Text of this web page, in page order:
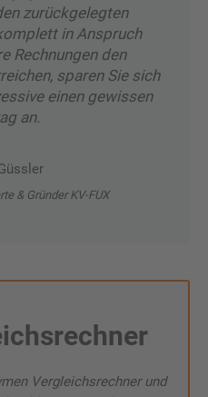
zurückgelegten
in Anspruch
Rechnungen den
sparen Sie sich
einen gewissen
an.
& Gründer KV-FUX
Vergleichsrechner und